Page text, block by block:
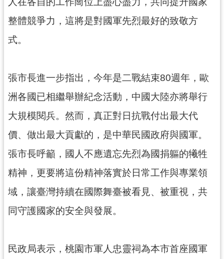
站
導
政
信
箱
見
問
答
園
市
政
口
整體競爭力，這將是對國軍先烈最好的致敬方
式。
張市長進一步指出，今年是二戰結束80週年，歐
洲各國已相繼舉辦紀念活動，中國大陸亦將舉行
大規模閱兵。然而，真正對日抗戰付出最大代
價、做出最大貢獻的，是中華民國政府與國軍。
張市長呼籲，國人不應遺忘先烈為國捐軀的犧牲
精神，更要將這份精神落實於日常工作與專業領
域，讓臺灣持續在國際舞臺被看見、被重視，共
同守護國家的安全與發展。
民政局表示，桃園市軍人忠靈祠為本市首座國軍